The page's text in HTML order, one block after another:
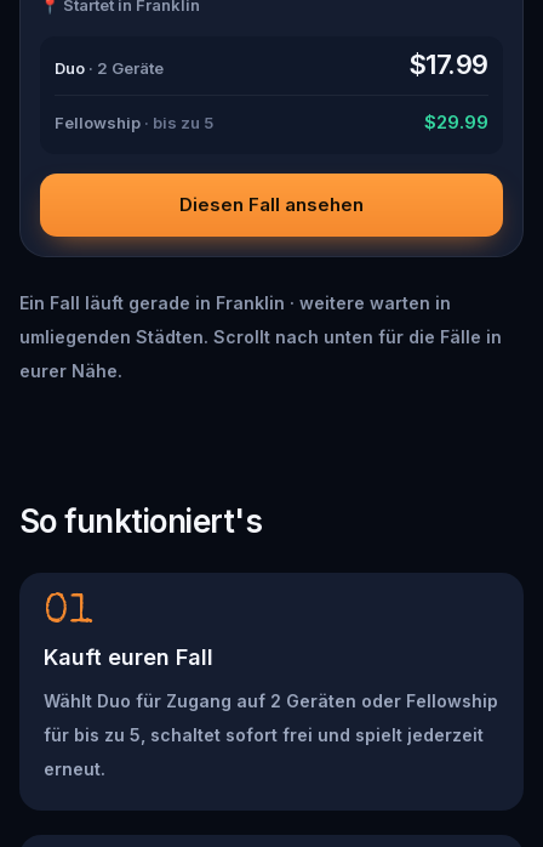
suspects, and expose the real murderer before they strike
📍 Startet in Franklin
Duo · 2 Geräte $17.99
Fellowship · bis zu 5 $29.99
Diesen Fall ansehen
Ein Fall läuft gerade in Franklin · weitere warten in
umliegenden Städten. Scrollt nach unten für die Fälle in
eurer Nähe.
So funktioniert's
01
Kauft euren Fall
Wählt Duo für Zugang auf 2 Geräten oder Fellowship
für bis zu 5, schaltet sofort frei und spielt jederzeit
erneut.